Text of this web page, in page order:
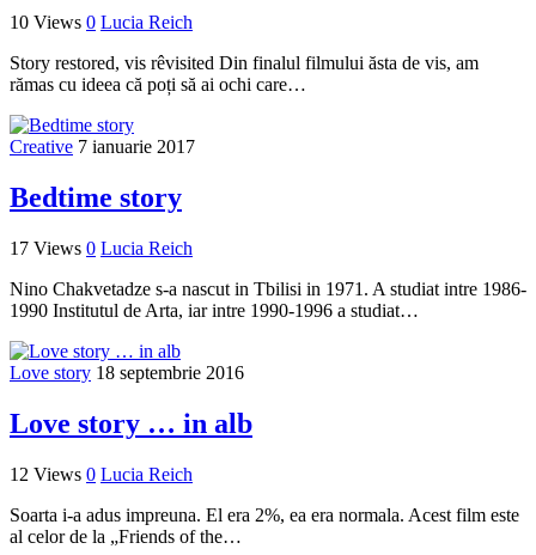
10 Views 0 Lucia Reich
Story restored, vis rêvisited Din finalul filmului ăsta de vis, am
rămas cu ideea că poți să ai ochi care…
Creative 7 ianuarie 2017
Bedtime story
17 Views 0 Lucia Reich
Nino Chakvetadze s-a nascut in Tbilisi in 1971. A studiat intre 1986-
1990 Institutul de Arta, iar intre 1990-1996 a studiat…
Love story 18 septembrie 2016
Love story … in alb
12 Views 0 Lucia Reich
Soarta i-a adus impreuna. El era 2%, ea era normala. Acest film este
al celor de la „Friends of the…